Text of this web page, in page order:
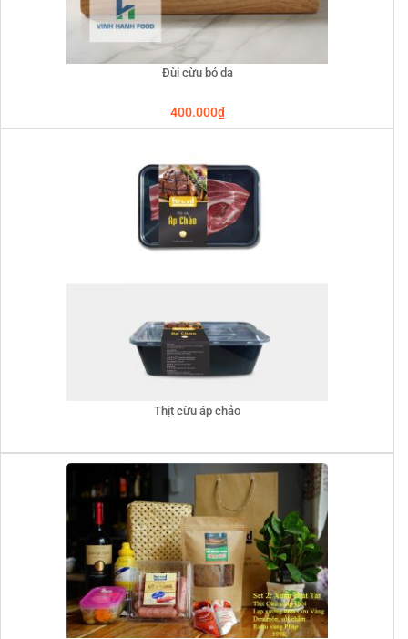
Đùi cừu bỏ da
400.000₫
Thịt cừu áp chảo